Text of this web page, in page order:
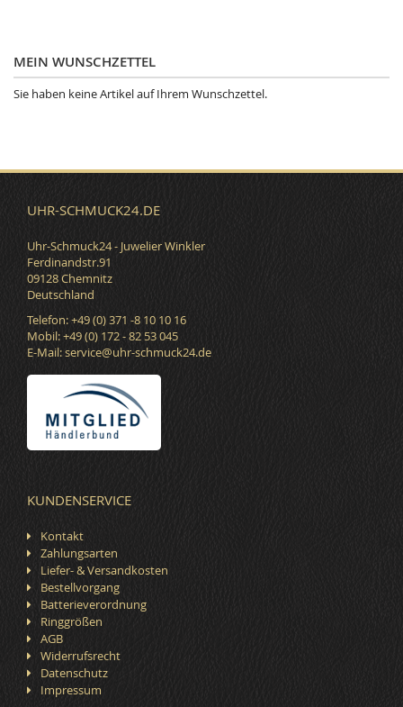
MEIN WUNSCHZETTEL
Sie haben keine Artikel auf Ihrem Wunschzettel.
UHR-SCHMUCK24.DE
Uhr-Schmuck24 - Juwelier Winkler
Ferdinandstr.91
09128 Chemnitz
Deutschland
Telefon: +49 (0) 371 -8 10 10 16
Mobil: +49 (0) 172 - 82 53 045
E-Mail:service@uhr-schmuck24.de
KUNDENSERVICE
Kontakt
Zahlungsarten
Liefer- & Versandkosten
Bestellvorgang
Batterieverordnung
Ringgrößen
AGB
Widerrufsrecht
Datenschutz
Impressum